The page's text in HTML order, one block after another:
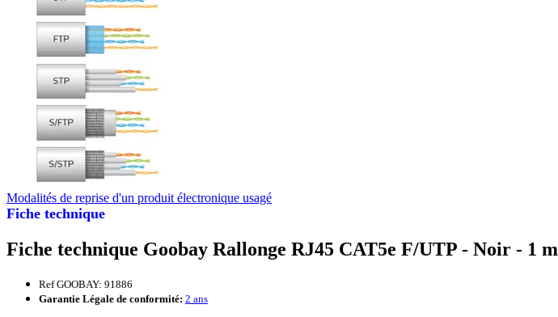
Fiche technique
Modalités de reprise d'un produit électronique usagé
Fiche technique Goobay Rallonge RJ45 CAT5e F/UTP - Noir - 1 m
Ref GOOBAY: 91886
Garantie Légale de conformité: 2 ans